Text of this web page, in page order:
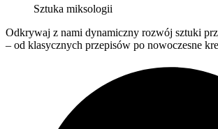
Sztuka miksologii
Odkrywaj z nami dynamiczny rozwój sztuki
– od klasycznych przepisów po nowoczesne